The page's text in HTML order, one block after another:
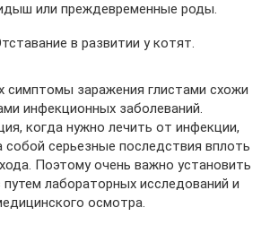
или преждевременные роды.
в развитии у котят.
симптомы заражения глистами схожи
инфекционных заболеваний.
когда нужно лечить от инфекции,
серьезные последствия вплоть
Поэтому очень важно установить
лабораторных исследований и
осмотра.